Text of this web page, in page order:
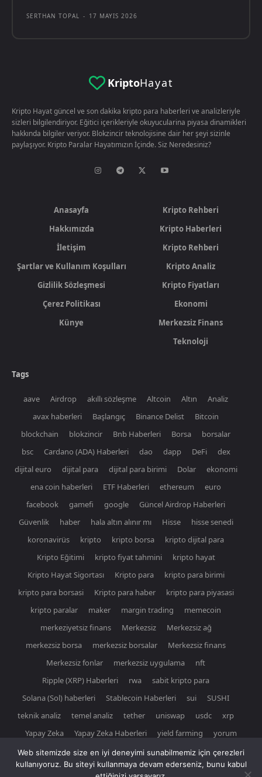
SERTHAN TOPAL - 17 MAYIS 2026
KriptoHayat
Kripto Hayat güncel ve son dakika kripto para haberleri ve analizleriyle
sizleri bilgilendiriyor. Eğitici içerikleriyle okuyucularina piyasa dinamikleri
hakkında bilgiler veriyor. Blokzincir teknolojisine dair her şeyi sizinle
paylaşıyor. Kripto Paralar Hayatımızın İçinde. Siz Neredesiniz?
Anasayfa
Hakkımızda
İletişim
Şartlar ve Kullanım Koşulları
Gizlilik Sözleşmesi
Çerez Politikası
Künye
Kripto Rehberi
Kripto Haberleri
Kripto Rehberi
Kripto Analiz
Kripto Fiyatları
Ekonomi
Merkezsiz Finans
Teknoloji
Tags
aave Airdrop akıllı sözleşme Altcoin Altın
Analiz
avax haberleri
Başlangıç Binance Delist
Bitcoin
blockchain
blokzincir Bnb Haberleri Borsa
borsalar
bsc
Cardano (ADA) Haberleri dao dapp DeFi
dex
dijital euro
dijital para dijital para birimi Dolar
ekonomi
ena coin haberleri
ETF Haberleri ethereum
euro
facebook
gamefi google
Güncel Airdrop Haberleri
Güvenlik
haber hala altın alınır mı Hisse
hisse senedi
koronavirüs
kripto kripto borsa
kripto dijital para
Kripto Eğitimi
kripto fiyat tahmini
kripto hayat
Kripto Hayat Sigortası
Kripto para
kripto para birimi
kripto para borsasi
Kripto para haber
kripto para piyasasi
kripto paralar
maker margin trading
memecoin
merkeziyetsiz finans
Merkezsiz
Merkezsiz ağ
merkezsiz borsa
merkezsiz borsalar
Merkezsiz finans
Merkezsiz fonlar
merkezsiz uygulama
nft
Ripple (XRP) Haberleri
rwa
sabit kripto para
Solana (Sol) haberleri
Stablecoin Haberleri sui
SUSHI
teknik analiz
temel analiz tether uniswap usdc
xrp
Yapay Zeka
Yapay Zeka Haberleri yield farming yorum
Web sitemizde size en iyi deneyimi sunabilmemiz için çerezleri
kullanıyoruz. Bu siteyi kullanmaya devam ederseniz, bunu kabul